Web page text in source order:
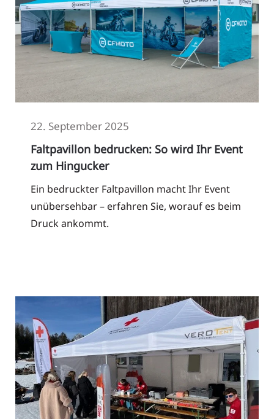
22. September 2025
Faltpavillon bedrucken: So wird Ihr Event
zum Hingucker
Ein bedruckter Faltpavillon macht Ihr Event
unübersehbar – erfahren Sie, worauf es beim
Druck ankommt.